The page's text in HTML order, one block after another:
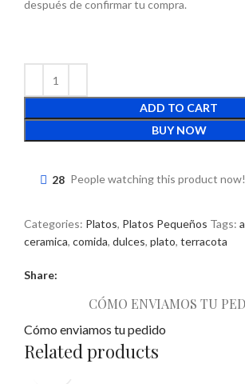
después de confirmar tu compra.
ADD TO CART
BUY NOW
28 People watching this product now!
Categories: Platos, Platos Pequeños Tags:
ceramica, comida, dulces, plato, terracota
Share:
CÓMO ENVIAMOS TU
Cómo enviamos tu pedido
Related products